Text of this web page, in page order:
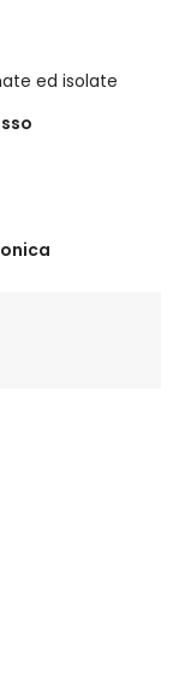
ed isolate